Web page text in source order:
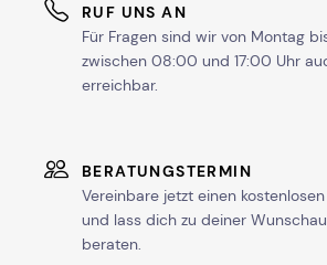
RUF UNS AN
Für Fragen sind wir von Montag
zwischen 08:00 und 17:00 Uhr
erreichbar.
BERATUNGSTERMIN
Vereinbare jetzt einen
und lass dich zu deiner
beraten.